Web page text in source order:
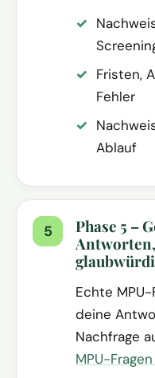
Fristen,
Fehler
Ablauf
Phase 5 –
Echte
deine
Nachfrage
MPU-